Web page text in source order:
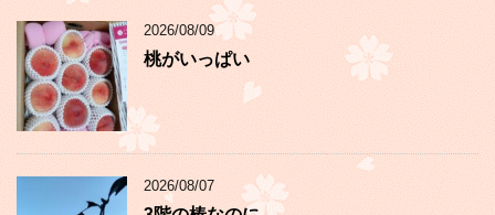
2026/08/09
桃がいっぱい
2026/08/07